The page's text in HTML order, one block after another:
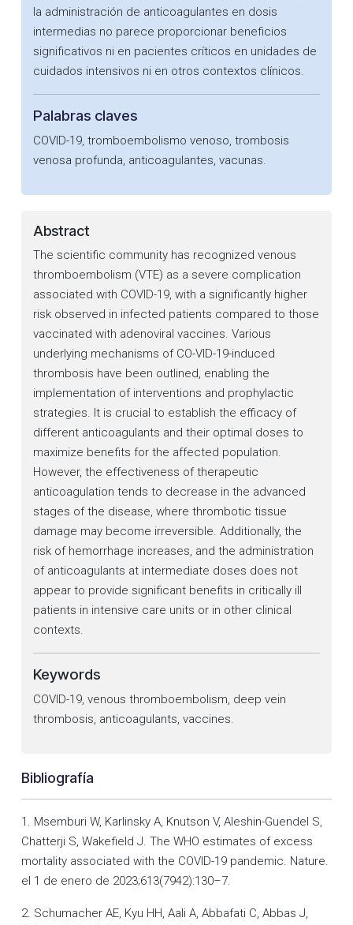
la administración de anticoagulantes en dosis
intermedias no parece proporcionar beneficios
significativos ni en pacientes críticos en unidades de
cuidados intensivos ni en otros contextos clínicos.
Palabras claves
COVID-19, tromboembolismo venoso, trombosis
venosa profunda, anticoagulantes, vacunas.
Abstract
The scientific community has recognized venous
thromboembolism (VTE) as a severe complication
associated with COVID-19, with a significantly higher
risk observed in infected patients compared to those
vaccinated with adenoviral vaccines. Various
underlying mechanisms of CO-VID-19-induced
thrombosis have been outlined, enabling the
implementation of interventions and prophylactic
strategies. It is crucial to establish the efficacy of
different anticoagulants and their optimal doses to
maximize benefits for the affected population.
However, the effectiveness of therapeutic
anticoagulation tends to decrease in the advanced
stages of the disease, where thrombotic tissue
damage may become irreversible. Additionally, the
risk of hemorrhage increases, and the administration
of anticoagulants at intermediate doses does not
appear to provide significant benefits in critically ill
patients in intensive care units or in other clinical
contexts.
Keywords
COVID-19, venous thromboembolism, deep vein
thrombosis, anticoagulants, vaccines.
Bibliografía
1. Msemburi W, Karlinsky A, Knutson V, Aleshin-Guendel S,
Chatterji S, Wakefield J. The WHO estimates of excess
mortality associated with the COVID-19 pandemic. Nature.
el 1 de enero de 2023;613(7942):130–7.
2. Schumacher AE, Kyu HH, Aali A, Abbafati C, Abbas J,